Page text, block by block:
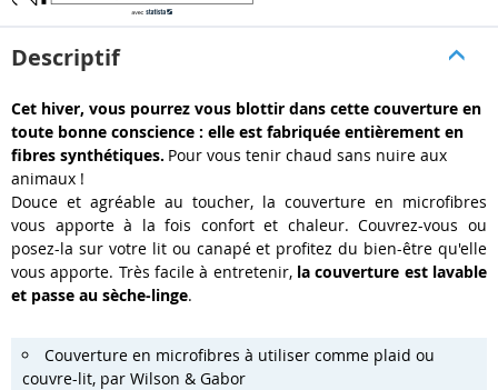
Descriptif
Cet hiver, vous pourrez vous blottir dans cette couverture en
toute bonne conscience : elle est fabriquée entièrement en
fibres synthétiques. Pour vous tenir chaud sans nuire aux
animaux !
Douce et agréable au toucher, la couverture en microfibres
vous apporte à la fois confort et chaleur. Couvrez-vous ou
posez-la sur votre lit ou canapé et profitez du bien-être qu'elle
vous apporte. Très facile à entretenir, la couverture est lavable
et passe au sèche-linge.
Couverture en microfibres à utiliser comme plaid ou
couvre-lit, par Wilson & Gabor